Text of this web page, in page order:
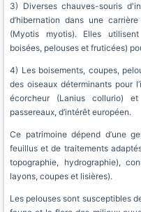
3) Diverses chauves-souris
d’hibernation dans une
(Myotis myotis). Elles
boisées, pelouses et fruticées)
4) Les boisements, coupes,
des oiseaux déterminants pour
écorcheur (Lanius collurio)
passereaux, d’intérêt européen.
Ce patrimoine dépend d’une
feuillus et de traitements
topographie, hydrographie),
layons, coupes et lisières).
Les pelouses sont susceptibles